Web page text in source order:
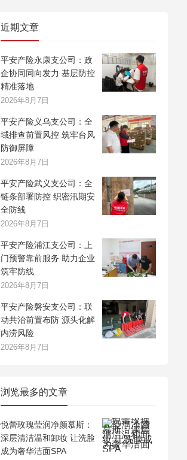
近期文章
平安产险永康支公司：政
企协同同向发力 基层防控
精准落地
2026年8月7日
平安产险义乌支公司：全
域排查前置风控 筑牢台风
防御屏障
2026年8月7日
平安产险武义支公司：全
链条部署防控 织密汛期安
全防线
2026年8月7日
平安产险浦江支公司：上
门预警靠前服务 助力企业
筑牢防线
2026年8月7日
平安产险磐安支公司：联
动共治前置布防 源头化解
内涝风险
2026年8月7日
浏览最多的文章
悦蕾玫瑰莹润净颜慕斯：
深层清洁温和卸妆 让洗脸
成为奢华洁面SPA